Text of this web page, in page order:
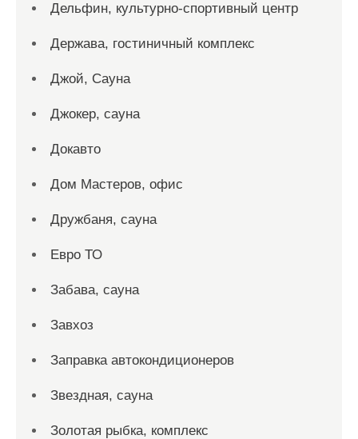
Дельфин, культурно-спортивный центр
Держава, гостиничный комплекс
Джой, Сауна
Джокер, сауна
Докавто
Дом Мастеров, офис
Дружбаня, сауна
Евро ТО
Забава, сауна
Завхоз
Заправка автокондиционеров
Звездная, сауна
Золотая рыбка, комплекс